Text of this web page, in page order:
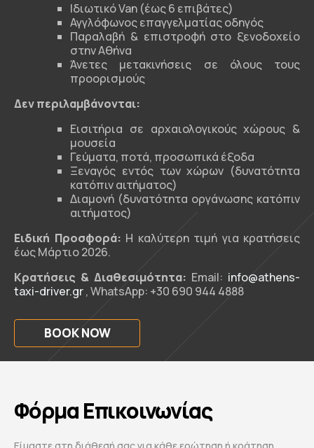
Ιδιωτικό Van (έως 6 επιβάτες)
Αγγλόφωνος επαγγελματίας οδηγός
Παραλαβή & επιστροφή στο ξενοδοχείο
στην Αθήνα
Άνετες μετακινήσεις σε όλους τους
προορισμούς
Δεν περιλαμβάνονται:
Εισιτήρια σε αρχαιολογικούς χώρους &
μουσεία
Γεύματα, ποτά, προσωπικά έξοδα
Ξεναγός εντός των χώρων (δυνατότητα
κατόπιν αιτήματος)
Διαμονή (δυνατότητα οργάνωσης κατόπιν
αιτήματος)
Ειδική Προσφορά: Η καλύτερη τιμή για κρατήσεις
έως Μάρτιο 2026.
Κρατήσεις & Διαθεσιμότητα: Email: info@athens-
taxi-driver.gr, WhatsApp: +30 690 944 4888
BOOK NOW
Φόρμα Επικοινωνίας